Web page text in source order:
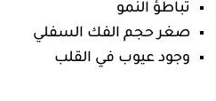
تباطؤ النمو
صغر حجم الفك السفلي
وجود عيوب في القلب